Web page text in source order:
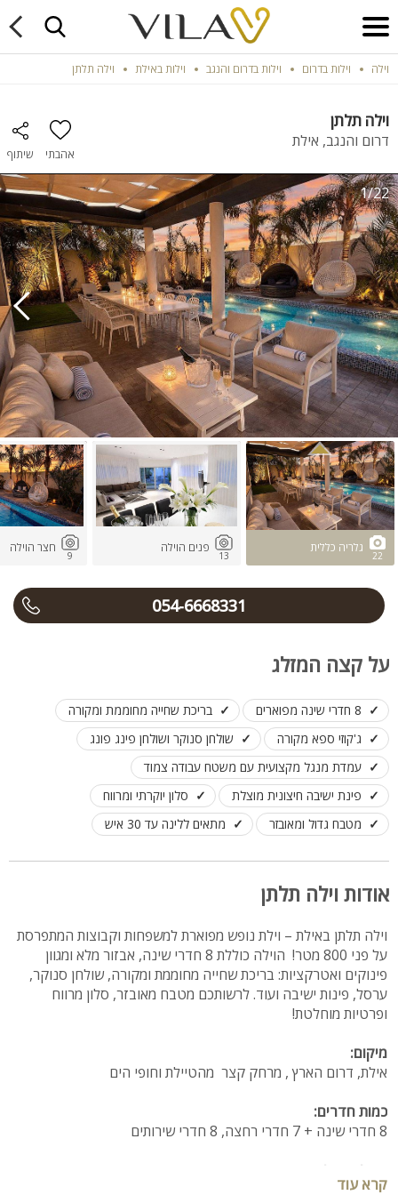
וילה וילות בדרום וילות בדרום והנגב וילות באילת וילה תלתן
וילה תלתן
דרום והנגב, אילת
אהבתי שיתוף
1/22
22
גלריה כללית
13
פנים הוילה
9
חצר הוילה
054-6668331
על קצה המזלג
8 חדרי שינה מפוארים
בריכת שחייה מחוממת ומקורה
ג'קוזי ספא מקורה
שולחן סנוקר ושולחן פינג פונג
עמדת מנגל מקצועית עם משטח עבודה צמוד
פינת ישיבה חיצונית מוצלת
סלון יוקרתי ומרווח
מטבח גדול ומאובזר
מתאים ללינה עד 30 איש
אודות וילה תלתן
וילה תלתן באילת – וילת נופש מפוארת למשפחות וקבוצות המתפרסת
על פני 800 מטר! הוילה כוללת 8 חדרי שינה, אבזור מלא ומגוון
פינוקים ואטרקציות: בריכת שחייה מחוממת ומקורה, שולחן סנוקר,
ערסל, פינות ישיבה ועוד. לרשותכם מטבח מאובזר, סלון מרווח
ופרטיות מוחלטת!
מיקום:
אילת, דרום הארץ , מרחק קצר מהטיילת וחופי הים
כמות חדרים:
8 חדרי שינה + 7 חדרי רחצה, 8 חדרי שירותים
קרא עוד